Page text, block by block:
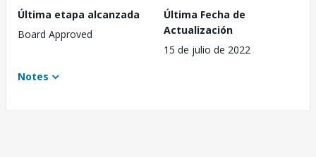
Última etapa alcanzada
Board Approved
Última Fecha de
Actualización
15 de julio de 2022
Notes